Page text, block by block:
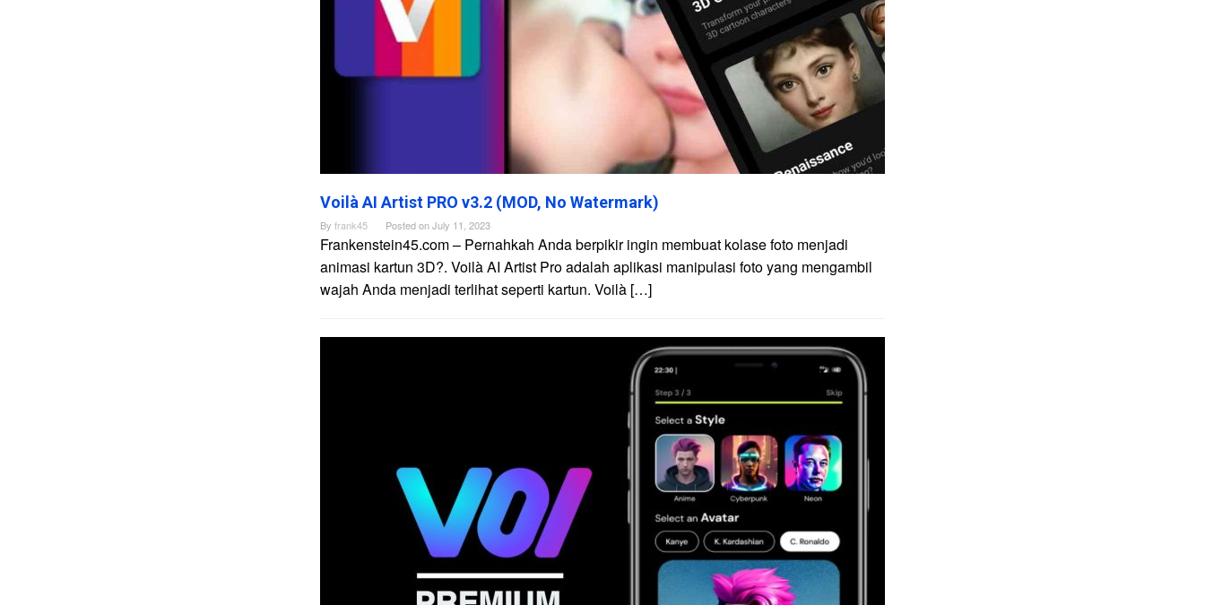
Voilà AI Artist PRO v3.2 (MOD, No Watermark)
By frank45 Posted onJuly 11, 2023
Frankenstein45.com – Pernahkah Anda berpikir ingin membuat kolase foto menjadi
animasi kartun 3D?. Voilà AI Artist Pro adalah aplikasi manipulasi foto yang mengambil
wajah Anda menjadi terlihat seperti kartun. Voilà […]